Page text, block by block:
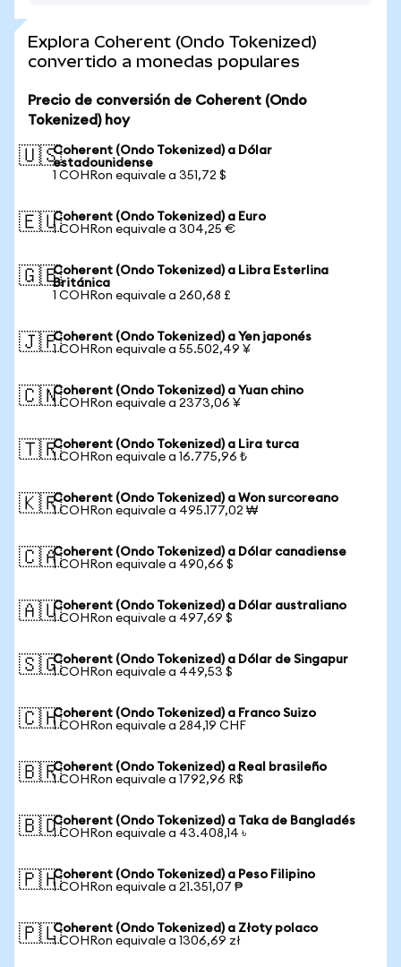
Explora Coherent (Ondo Tokenized)
convertido a monedas populares
Precio de conversión de Coherent (Ondo
Tokenized) hoy
🇺🇸Coherent (Ondo Tokenized) a Dólar
estadounidense
1 COHRon equivale a 351,72 $
🇪🇺Coherent (Ondo Tokenized) a Euro
1 COHRon equivale a 304,25 €
🇬🇧Coherent (Ondo Tokenized) a Libra Esterlina
Británica
1 COHRon equivale a 260,68 £
🇯🇵Coherent (Ondo Tokenized) a Yen japonés
1 COHRon equivale a 55.502,49 ¥
🇨🇳Coherent (Ondo Tokenized) a Yuan chino
1 COHRon equivale a 2373,06 ¥
🇹🇷Coherent (Ondo Tokenized) a Lira turca
1 COHRon equivale a 16.775,96 ₺
🇰🇷Coherent (Ondo Tokenized) a Won surcoreano
1 COHRon equivale a 495.177,02 ₩
🇨🇦Coherent (Ondo Tokenized) a Dólar canadiense
1 COHRon equivale a 490,66 $
🇦🇺Coherent (Ondo Tokenized) a Dólar australiano
1 COHRon equivale a 497,69 $
🇸🇬Coherent (Ondo Tokenized) a Dólar de Singapur
1 COHRon equivale a 449,53 $
🇨🇭Coherent (Ondo Tokenized) a Franco Suizo
1 COHRon equivale a 284,19 CHF
🇧🇷Coherent (Ondo Tokenized) a Real brasileño
1 COHRon equivale a 1792,96 R$
🇧🇩Coherent (Ondo Tokenized) a Taka de Bangladés
1 COHRon equivale a 43.408,14 ৳
🇵🇭Coherent (Ondo Tokenized) a Peso Filipino
1 COHRon equivale a 21.351,07 ₱
🇵🇱Coherent (Ondo Tokenized) a Złoty polaco
1 COHRon equivale a 1306,69 zł